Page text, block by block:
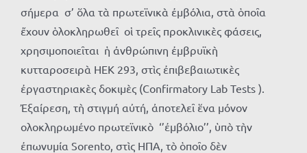
σήμερα σ’ ὅλα τὰ πρωτεϊνικὰ ἐμβόλια, στὰ ὁποῖα
ἔχουν ὁλοκληρωθεῖ οἱ τρεῖς προκλινικὲς φάσεις,
χρησιμοποιεῖται ἡ ἀνθρώπινη ἐμβρυϊκὴ
κυτταροσειρὰ ΗΕΚ 293, στὶς ἐπιβεβαιωτικὲς
ἐργαστηριακὲς δοκιμὲς (Confirmatory Lab Tests ).
Ἐξαίρεση, τὴ στιγμή αὐτή, ἀποτελεῖ ἕνα μόνον
ολοκληρωμένο πρωτεϊνικὸ ‘’ἐμβόλιο’’, ὑπὸ τὴν
ἐπωνυμία Sorento, στὶς ΗΠΑ, τὸ ὁποῖο δὲν